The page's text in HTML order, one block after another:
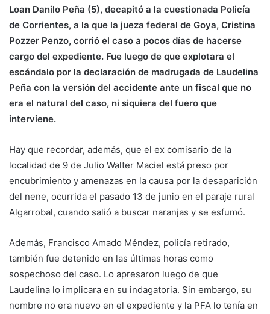
Loan Danilo Peña (5), decapitó a la cuestionada Policía
de Corrientes, a la que la jueza federal de Goya, Cristina
Pozzer Penzo, corrió el caso a pocos días de hacerse
cargo del expediente. Fue luego de que explotara el
escándalo por la declaración de madrugada de Laudelina
Peña con la versión del accidente ante un fiscal que no
era el natural del caso, ni siquiera del fuero que
interviene.
Hay que recordar, además, que el ex comisario de la
localidad de 9 de Julio Walter Maciel está preso por
encubrimiento y amenazas en la causa por la desaparición
del nene, ocurrida el pasado 13 de junio en el paraje rural
Algarrobal, cuando salió a buscar naranjas y se esfumó.
Además, Francisco Amado Méndez, policía retirado,
también fue detenido en las últimas horas como
sospechoso del caso. Lo apresaron luego de que
Laudelina lo implicara en su indagatoria. Sin embargo, su
nombre no era nuevo en el expediente y la PFA lo tenía en